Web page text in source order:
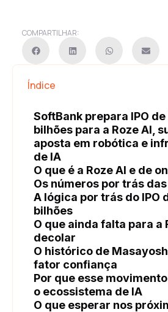
COMPARTILHAR:
Índice
SoftBank prepara IPO de
bilhões para a Roze AI,
aposta em robótica e
de IA
O que é a Roze AI e de
Os números por trás
A lógica por trás do IPO
bilhões
O que ainda falta para a
decolar
O histórico de
fator confiança
Por que esse
o ecossistema de IA
O que esperar nos